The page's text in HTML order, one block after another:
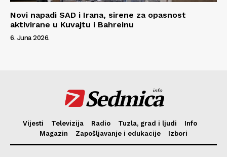
Novi napadi SAD i Irana, sirene za opasnost
aktivirane u Kuvajtu i Bahreinu
6. Juna 2026.
Sedmica
info
Vijesti Televizija Radio Tuzla, grad i ljudi
Info
Magazin
Zapošljavanje i edukacije Izbori